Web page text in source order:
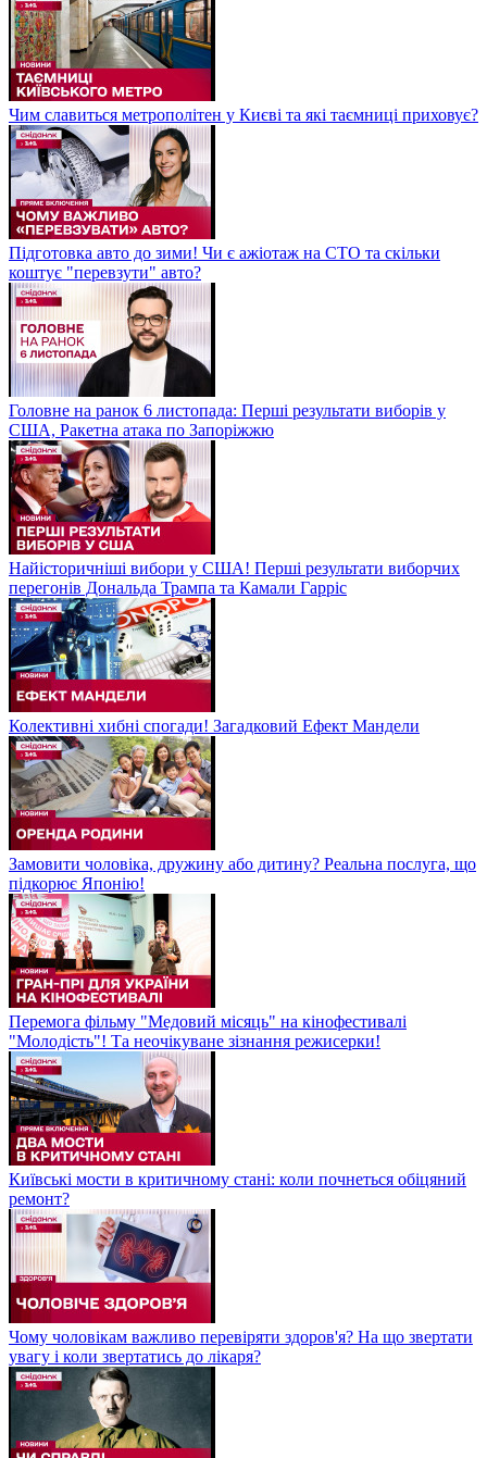
Чим славиться метрополітен у Києві та які таємниці приховує?
Підготовка авто до зими! Чи є ажіотаж на СТО та скільки
коштує "перевзути" авто?
Головне на ранок 6 листопада: Перші результати виборів у
США, Ракетна атака по Запоріжжю
Найісторичніші вибори у США! Перші результати виборчих
перегонів Дональда Трампа та Камали Гарріс
Колективні хибні спогади! Загадковий Ефект Мандели
Замовити чоловіка, дружину або дитину? Реальна послуга, що
підкорює Японію!
Перемога фільму "Медовий місяць" на кінофестивалі
"Молодість"! Та неочікуване зізнання режисерки!
Київські мости в критичному стані: коли почнеться обіцяний
ремонт?
Чому чоловікам важливо перевіряти здоров'я? На що звертати
увагу і коли звертатись до лікаря?